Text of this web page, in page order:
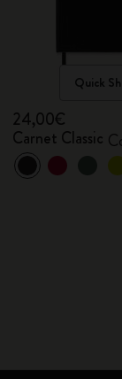
Quick
24,00€
Carnet Classic